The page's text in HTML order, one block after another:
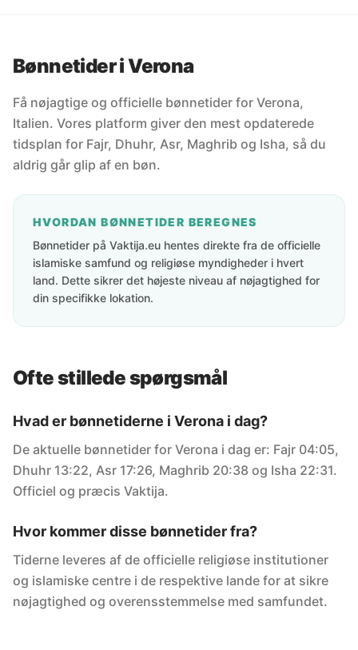
Bønnetider i Verona
Få nøjagtige og officielle bønnetider for Verona,
Italien. Vores platform giver den mest opdaterede
tidsplan for Fajr, Dhuhr, Asr, Maghrib og Isha, så du
aldrig går glip af en bøn.
HVORDAN BØNNETIDER BEREGNES
Bønnetider på Vaktija.eu hentes direkte fra de officielle
islamiske samfund og religiøse myndigheder i hvert
land. Dette sikrer det højeste niveau af nøjagtighed for
din specifikke lokation.
Ofte stillede spørgsmål
Hvad er bønnetiderne i Verona i dag?
De aktuelle bønnetider for Verona i dag er: Fajr 04:05,
Dhuhr 13:22, Asr 17:26, Maghrib 20:38 og Isha 22:31.
Officiel og præcis Vaktija.
Hvor kommer disse bønnetider fra?
Tiderne leveres af de officielle religiøse institutioner
og islamiske centre i de respektive lande for at sikre
nøjagtighed og overensstemmelse med samfundet.